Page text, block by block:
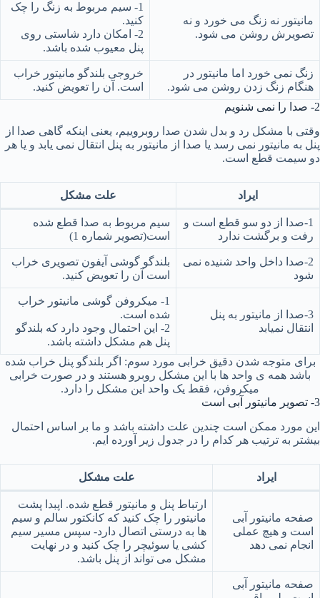
مانیتور نه زنگ می خورد و نه
تصویرش روشن می شود.
1- سیم مربوط به زنگ را چک
کنید.
2- امکان دارد شاستی روی
پنل معیوب شده باشد.
زنگ نمی خورد اما مانیتور در
هنگام زنگ زدن روشن می شود.
خروجی بلندگو مانیتور خراب
است. آن را تعویض کنید.
2- صدا را نمی شنویم
وقتی با مشکل رد و بدل شدن صدا روبروییم، یعنی اینکه گاهی صدا از
پنل به مانیتور نمی رسد یا صدا از مانیتور به پنل انتقال نمی یابد و یا هر
دو سیمت قطع است.
ایراد علت مشکل
1-صدا از دو سو قطع است و
رفت و برگشت ندارد
سیم مربوط به صدا قطع شده
است(تصویر شماره 1)
2-صدا داخل واحد شنیده نمی
شود
بلندگو گوشی آیفون تصویری خراب
است آن را تعویض کنید.
3-صدا از مانیتور به پنل
انتقال نمیابد
1- میکروفن گوشی مانیتور خراب
شده است.
2- این احتمال وجود دارد که بلندگو
پنل هم مشکل داشته باشد.
برای متوجه شدن دقیق خرابی مورد سوم: اگر بلندگو پنل خراب شده
باشد همه ی واحد ها با این مشکل روبرو هستند و در صورت خرابی
میکروفن، فقط یک واحد این مشکل را دارد.
3- تصویر مانیتور آبی است
این مورد ممکن است چندین علت داشته باشد و ما بر اساس احتمال
بیشتر به ترتیب هر کدام را در جدول زیر آورده ایم.
ایراد علت مشکل
صفحه مانیتور آبی
است و هیچ عملی
انجام نمی دهد
ارتباط پنل و مانیتور قطع شده. اپبدا پشت
مانیتور را چک کنید که کانکتور سالم و سیم
ها به درستی اتصال دارد- سپس مسیر سیم
کشی یا سوئیچر را چک کنید و در نهایت
مشکل می تواند از پنل باشد.
صفحه مانیتور آبی